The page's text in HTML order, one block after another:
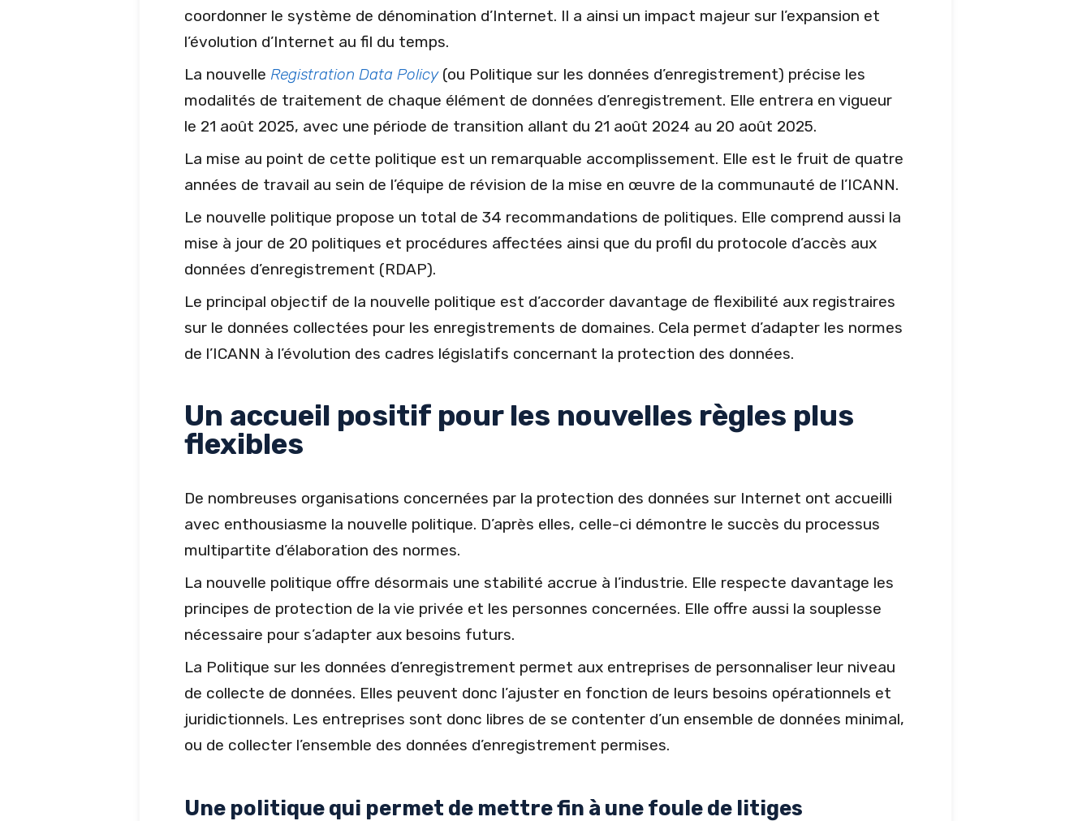
coordonner le système de dénomination d’Internet. Il a ainsi un impact majeur sur l’expansion et
l’évolution d’Internet au fil du temps.
La nouvelle Registration Data Policy(ou Politique sur les données d’enregistrement) précise les
modalités de traitement de chaque élément de données d’enregistrement. Elle entrera en vigueur
le 21 août 2025, avec une période de transition allant du 21 août 2024 au 20 août 2025.
La mise au point de cette politique est un remarquable accomplissement. Elle est le fruit de quatre
années de travail au sein de l’équipe de révision de la mise en œuvre de la communauté de l’ICANN.
Le nouvelle politique propose un total de 34 recommandations de politiques. Elle comprend aussi la
mise à jour de 20 politiques et procédures affectées ainsi que du profil du protocole d’accès aux
données d’enregistrement (RDAP).
Le principal objectif de la nouvelle politique est d’accorder davantage de flexibilité aux registraires
sur le données collectées pour les enregistrements de domaines. Cela permet d’adapter les normes
de l’ICANN à l’évolution des cadres législatifs concernant la protection des données.
Un accueil positif pour les nouvelles règles plus
flexibles
De nombreuses organisations concernées par la protection des données sur Internet ont accueilli
avec enthousiasme la nouvelle politique. D’après elles, celle-ci démontre le succès du processus
multipartite d’élaboration des normes.
La nouvelle politique offre désormais une stabilité accrue à l’industrie. Elle respecte davantage les
principes de protection de la vie privée et les personnes concernées. Elle offre aussi la souplesse
nécessaire pour s’adapter aux besoins futurs.
La Politique sur les données d’enregistrement permet aux entreprises de personnaliser leur niveau
de collecte de données. Elles peuvent donc l’ajuster en fonction de leurs besoins opérationnels et
juridictionnels. Les entreprises sont donc libres de se contenter d’un ensemble de données minimal,
ou de collecter l’ensemble des données d’enregistrement permises.
Une politique qui permet de mettre fin à une foule de litiges